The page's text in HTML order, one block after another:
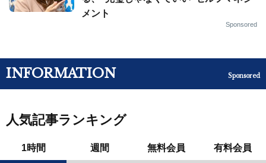
メント
Sponsored
INFORMATION Sponsored
人気記事ランキング
1時間 週間 無料会員 有料会員